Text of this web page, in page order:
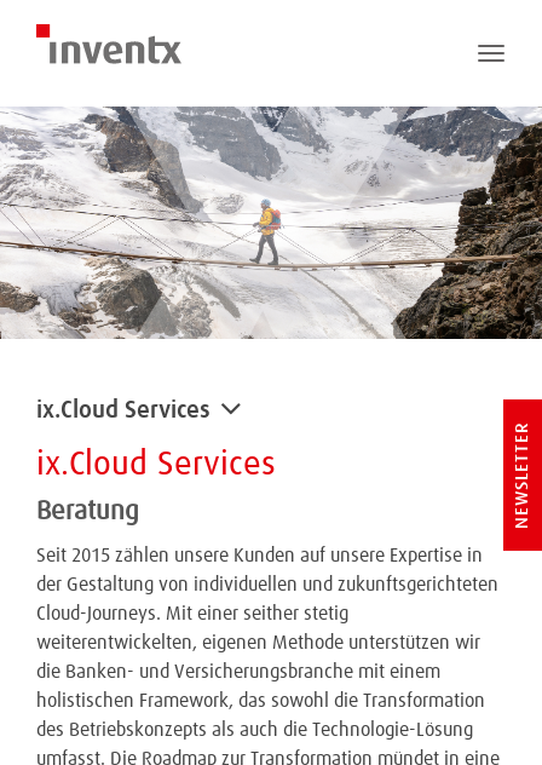
Toggle
ix.Cloud Services
ix.Cloud Services
Beratung
Seit 2015 zählen unsere Kunden auf unsere Expertise in
der Gestaltung von individuellen und zukunftsgerichteten
Cloud-Journeys. Mit einer seither stetig
weiterentwickelten, eigenen Methode unterstützen wir
die Banken- und Versicherungsbranche mit einem
holistischen Framework, das sowohl die Transformation
des Betriebskonzepts als auch die Technologie-Lösung
umfasst. Die Roadmap zur Transformation mündet in eine
NEWSLETTER